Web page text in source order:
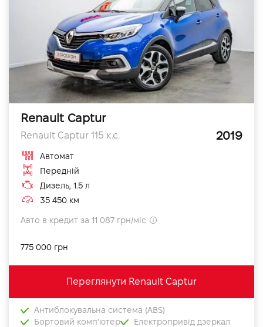
Renault Captur
Renault Captur 115 к.с. 2019
Автомат
Передній
Дизель, 1.5 л
35 450 км
Авто в кредит за 11 087 грн/міс
775 000 грн
Переглянути Renault Captur
Антиблокувальна система (ABS)
Бортовий комп'ютер
Електропривід дзеркал